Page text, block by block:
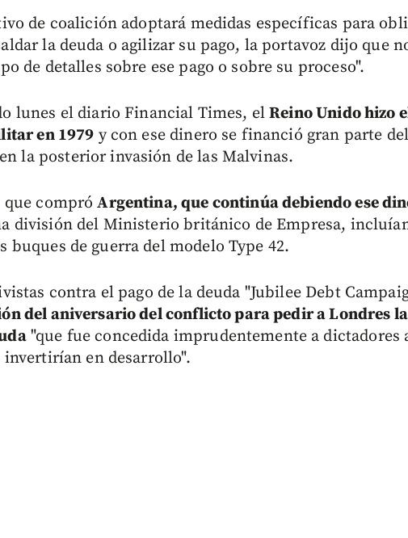
de coalición adoptará medidas específicas para
la deuda o agilizar su pago, la portavoz dijo que
de detalles sobre ese pago o sobre su proceso".
lunes el diario Financial Times, elReino Unido hizo
en 1979 y con ese dinero se financió gran parte del
la posterior invasión de las Malvinas.
que compróArgentina, que continúa debiendo ese
división del Ministerio británico de Empresa,
buques de guerra del modelo Type 42.
contra el pago de la deuda "Jubilee Debt
del aniversario del conflicto para pedir a Londres la
"que fue concedida imprudentemente a dictadores
invertirían en desarrollo".